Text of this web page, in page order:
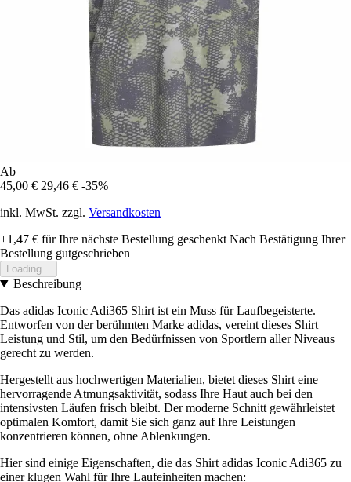
Ab
45,00 € 29,46 € -35%
inkl. MwSt. zzgl. Versandkosten
+1,47 € für Ihre nächste Bestellung geschenkt Nach Bestätigung Ihrer
Bestellung gutgeschrieben
Loading...
Beschreibung
Das adidas Iconic Adi365 Shirt ist ein Muss für Laufbegeisterte.
Entworfen von der berühmten Marke adidas, vereint dieses Shirt
Leistung und Stil, um den Bedürfnissen von Sportlern aller Niveaus
gerecht zu werden.
Hergestellt aus hochwertigen Materialien, bietet dieses Shirt eine
hervorragende Atmungsaktivität, sodass Ihre Haut auch bei den
intensivsten Läufen frisch bleibt. Der moderne Schnitt gewährleistet
optimalen Komfort, damit Sie sich ganz auf Ihre Leistungen
konzentrieren können, ohne Ablenkungen.
Hier sind einige Eigenschaften, die das Shirt adidas Iconic Adi365 zu
einer klugen Wahl für Ihre Laufeinheiten machen: